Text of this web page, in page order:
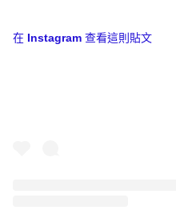
在 Instagram 查看這則貼文